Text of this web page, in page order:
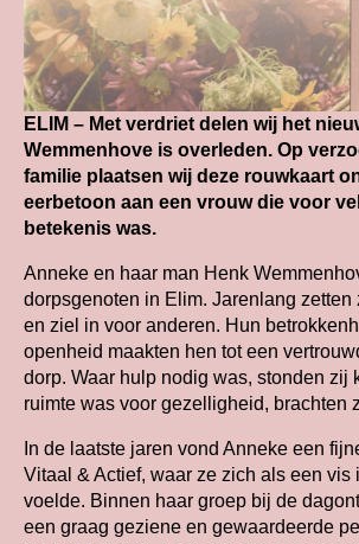
ELIM – Met verdriet delen wij het
Wemmenhove is overleden. Op
familie plaatsen wij deze rouwkaart
eerbetoon aan een vrouw die voor
betekenis was.
Anneke en haar man Henk
dorpsgenoten in Elim. Jarenlang zetten
en ziel in voor anderen. Hun
openheid maakten hen tot een
dorp. Waar hulp nodig was, stonden zij
ruimte was voor gezelligheid, brachten
In de laatste jaren vond Anneke een
Vitaal & Actief, waar ze zich als een vis
voelde. Binnen haar groep bij de
een graag geziene en gewaardeerde